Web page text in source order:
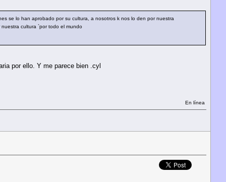
se lo han aprobado por su cultura, a nosotros k nos lo den por nuestra
cultura `por todo el mundo
por ello. Y me parece bien .cyl
En línea